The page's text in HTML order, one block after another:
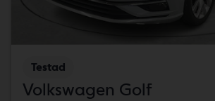
Testad
Volkswagen Golf